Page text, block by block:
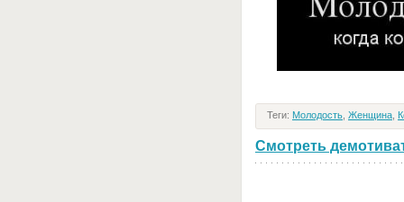
Теги: Молодость Женщина
Смотреть